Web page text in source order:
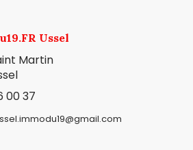
Ussel
Martin
00 37